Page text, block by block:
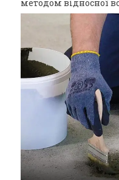
методом відносної